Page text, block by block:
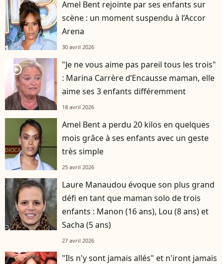
Amel Bent rejointe par ses enfants sur
scène : un moment suspendu à l’Accor
Arena
30 avril 2026
player2
"Je ne vous aime pas pareil tous les trois"
: Marina Carrère d’Encausse maman, elle
aime ses 3 enfants différemment
18 avril 2026
Amel Bent a perdu 20 kilos en quelques
mois grâce à ses enfants avec un geste
très simple
25 avril 2026
Laure Manaudou évoque son plus grand
défi en tant que maman solo de trois
enfants : Manon (16 ans), Lou (8 ans) et
Sacha (5 ans)
27 avril 2026
"Ils n'y sont jamais allés" et n'iront jamais